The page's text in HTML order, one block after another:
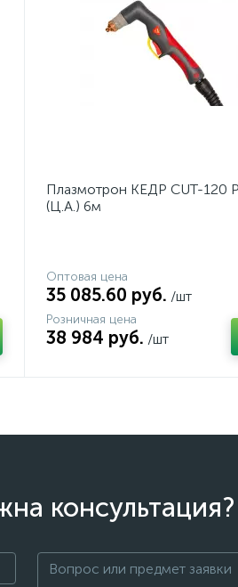
Плазмотрон КЕДР CUT-120
(Ц.А.) 6м
Оптовая цена
35 085.60 руб. /шт
Розничная цена
38 984 руб. /шт